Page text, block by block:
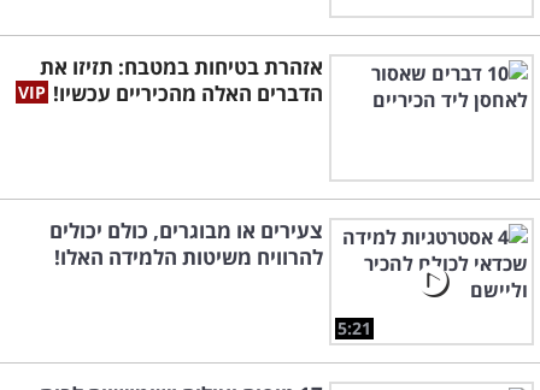
אזהרת בטיחות במטבח: תזיזו את
הדברים האלה מהכיריים עכשיו!
5:21
צעירים או מבוגרים, כולם יכולים
להרוויח משיטות הלמידה האלו!